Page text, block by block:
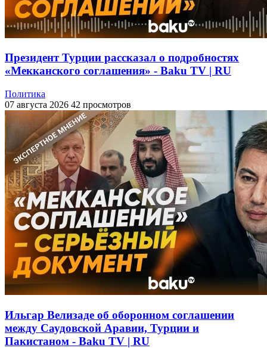
Президент Турции рассказал о подробностях
«Мекканского соглашения» - Baku TV | RU
Политика
07 августа 2026 42 просмотров
Ильгар Велизаде об оборонном соглашении
между Саудовской Аравии, Турции и
Пакистаном - Baku TV | RU